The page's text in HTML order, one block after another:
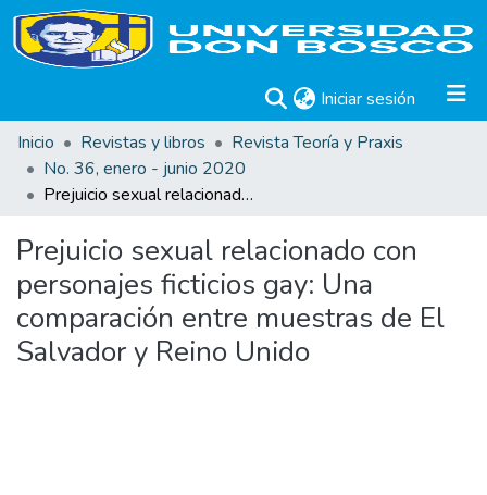
Iniciar sesión (current)
Inicio
Revistas y libros
Revista Teoría y Praxis
No. 36, enero - junio 2020
Prejuicio sexual relacionado con personajes ficticios gay: Una comparación entre muestras de El Salvador y Reino Unido
Prejuicio sexual relacionado con
personajes ficticios gay: Una
comparación entre muestras de El
Salvador y Reino Unido